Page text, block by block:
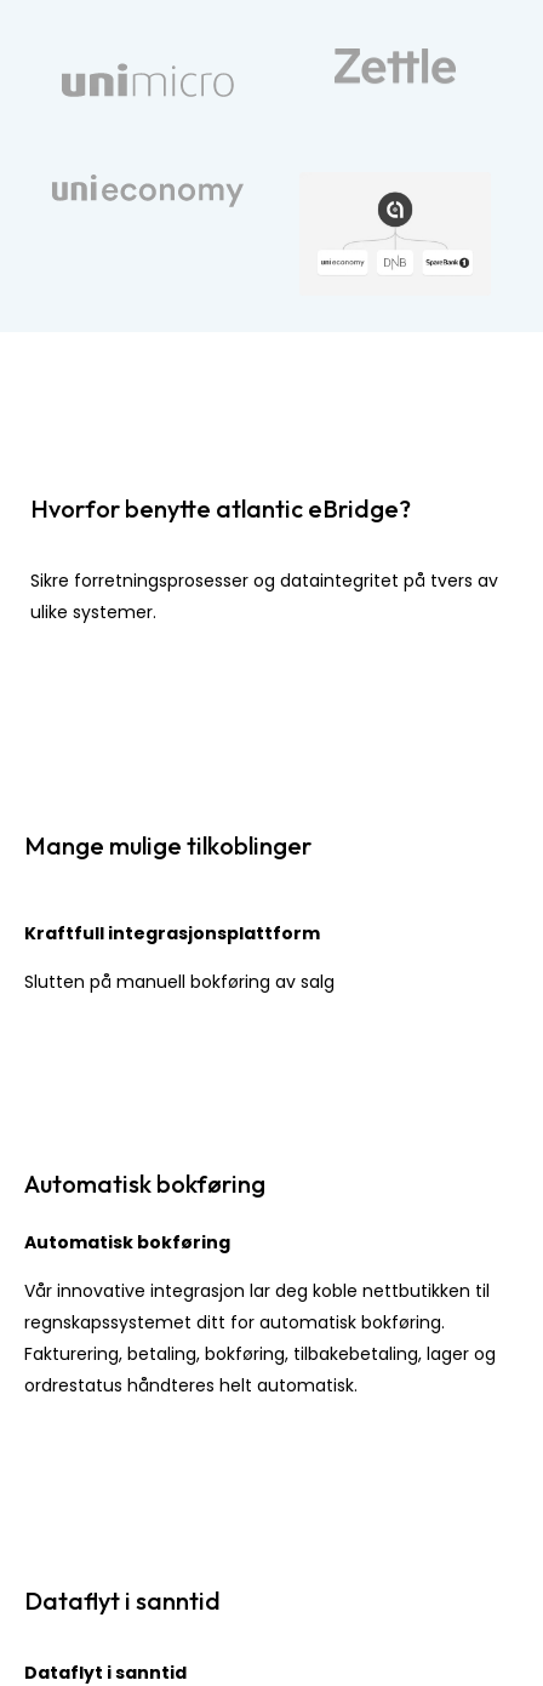
Hvorfor benytte atlantic eBridge?
Sikre forretningsprosesser og dataintegritet på tvers av
ulike systemer.
Mange mulige tilkoblinger
Kraftfull integrasjonsplattform
Slutten på manuell bokføring av salg
Automatisk bokføring
Automatisk bokføring
Vår innovative integrasjon lar deg koble nettbutikken til
regnskapssystemet ditt for automatisk bokføring.
Fakturering, betaling, bokføring, tilbakebetaling, lager og
ordrestatus håndteres helt automatisk.
Dataflyt i sanntid
Dataflyt i sanntid